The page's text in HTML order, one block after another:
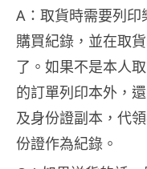
A：取貨時需要列
購買紀錄，並在取
了。如果不是本人
的訂單列印本外，
及身份證副本，代
份證作為紀錄。